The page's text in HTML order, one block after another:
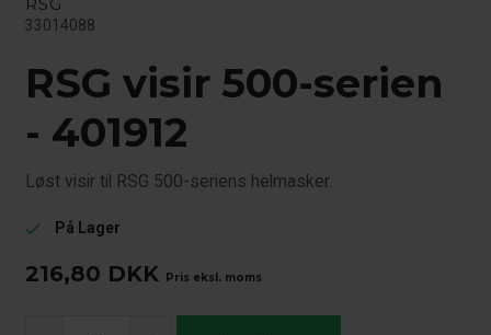
33014088
RSG visir 500-serien
- 401912
Løst visir til RSG 500-seriens helmasker.
check På Lager
216,80 DKK Pris eksl. moms